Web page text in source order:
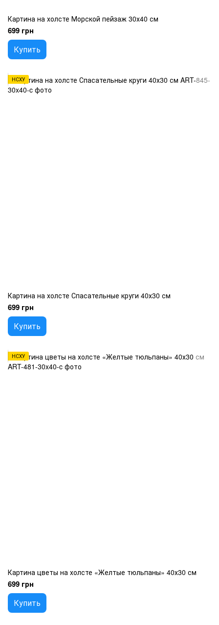
Картина на холсте Морской пейзаж 30х40 см
699 грн
Купить
НСХУ
Картина на холсте Спасательные круги 40х30 см
699 грн
Купить
НСХУ
Картина цветы на холсте «Желтые тюльпаны» 40х30 см
699 грн
Купить